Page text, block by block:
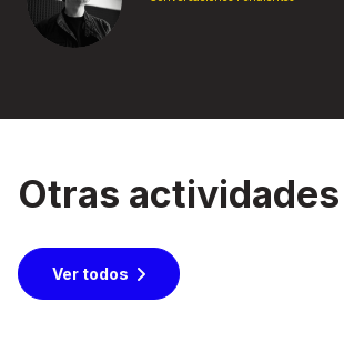
Otras actividades
Ver todos